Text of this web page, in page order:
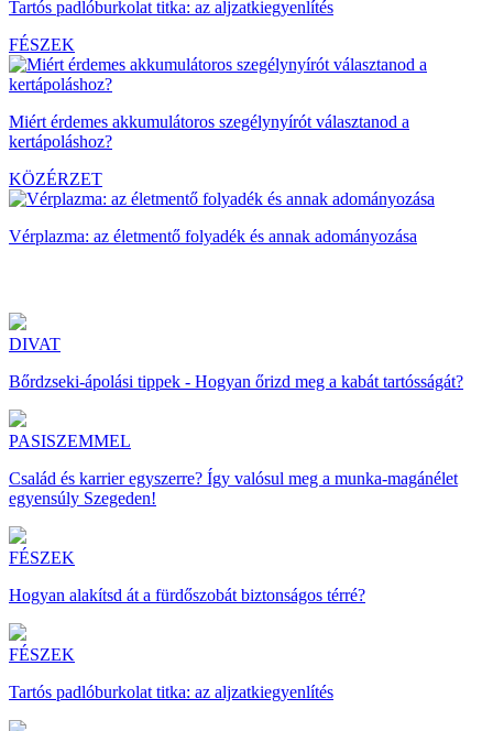
Tartós padlóburkolat titka: az aljzatkiegyenlítés
FÉSZEK
Miért érdemes akkumulátoros szegélynyírót választanod a
kertápoláshoz?
KÖZÉRZET
Vérplazma: az életmentő folyadék és annak adományozása
DIVAT
Bőrdzseki-ápolási tippek - Hogyan őrizd meg a kabát tartósságát?
PASISZEMMEL
Család és karrier egyszerre? Így valósul meg a munka-magánélet
egyensúly Szegeden!
FÉSZEK
Hogyan alakítsd át a fürdőszobát biztonságos térré?
FÉSZEK
Tartós padlóburkolat titka: az aljzatkiegyenlítés